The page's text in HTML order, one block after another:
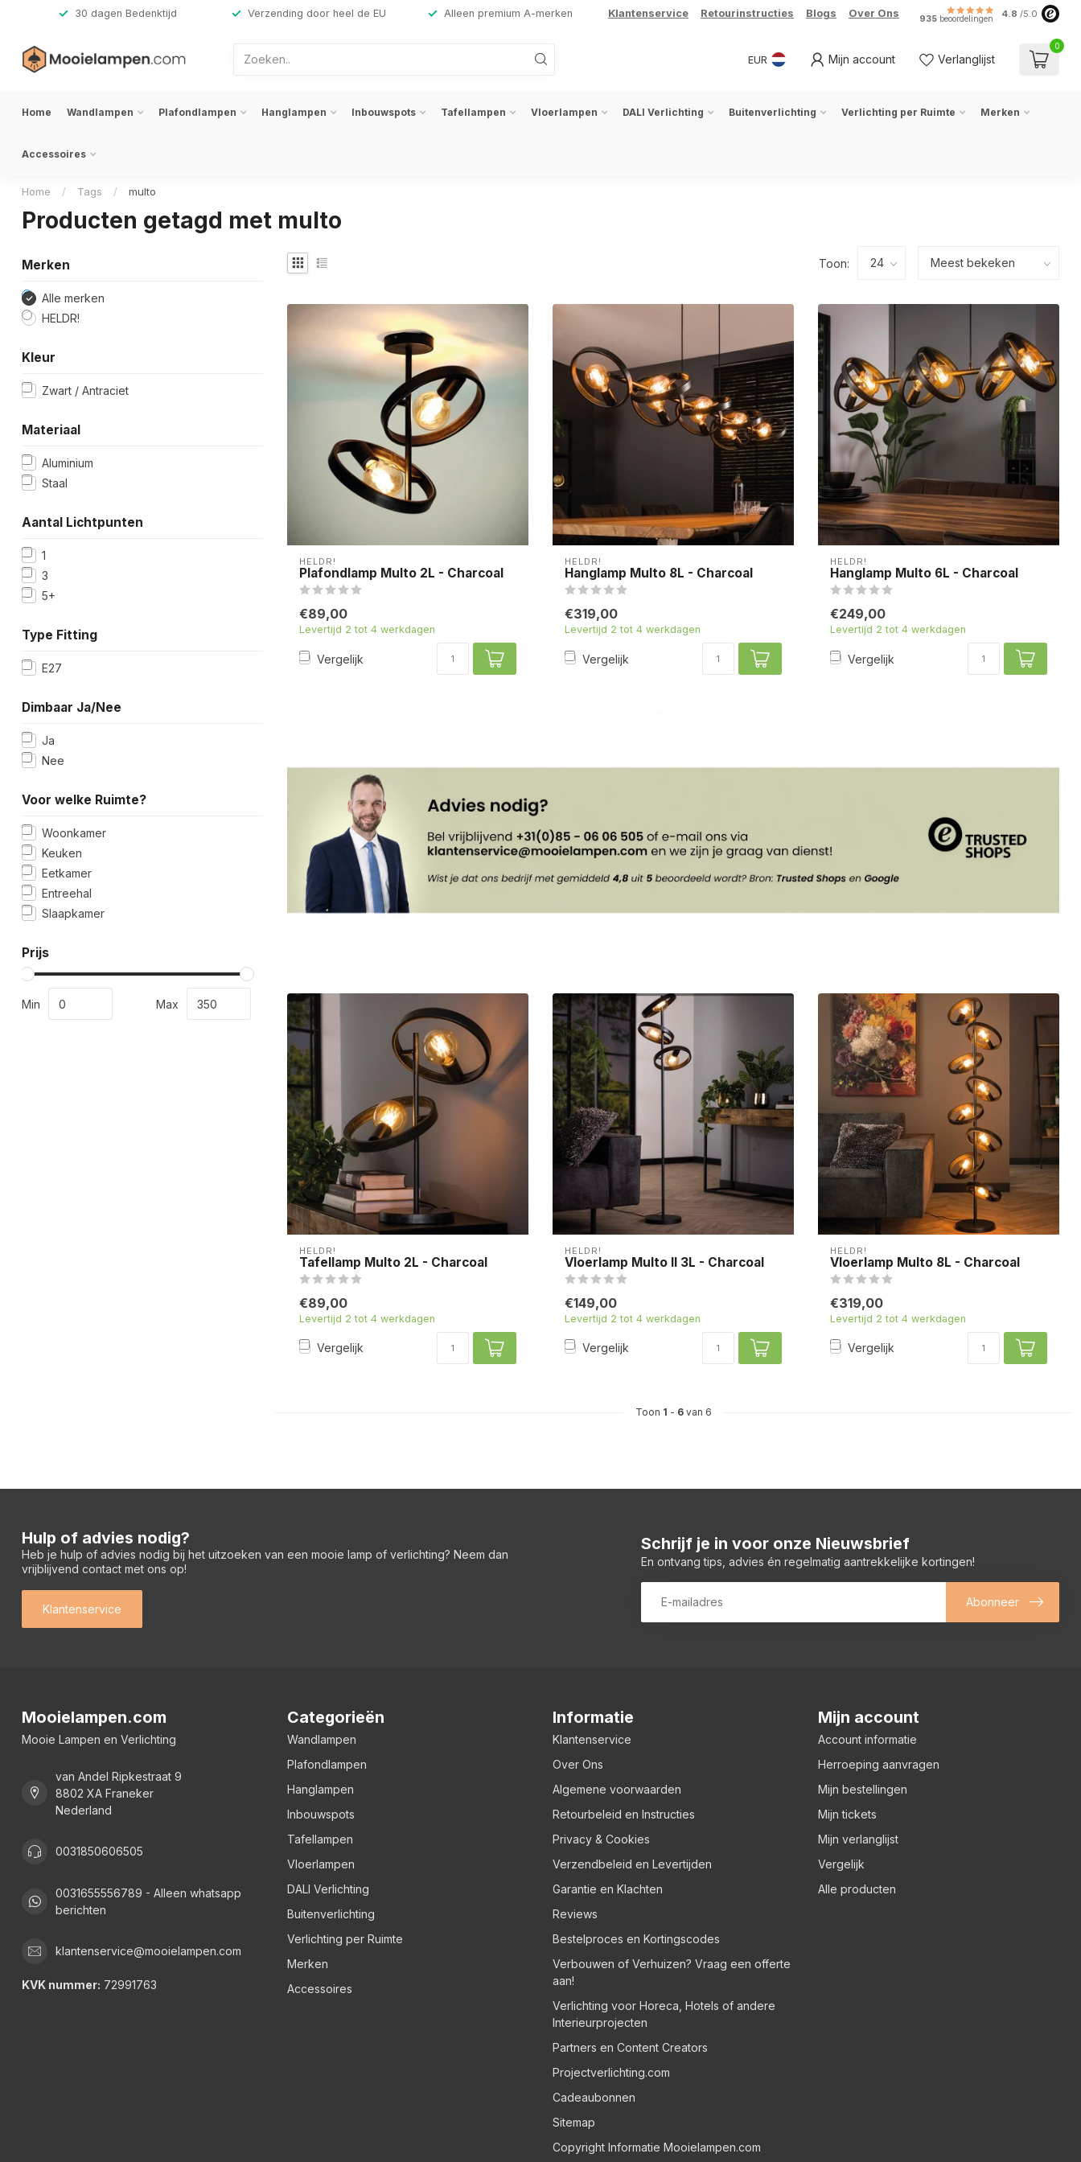
30 dagen Bedenktijd Verzending door heel de EU Alleen premium A-merken Klantenservice Retourinstructies Blogs Over Ons 935 beoordelingen 4.8 /5.0
EUR Mijn account Verlanglijst
0
Home Wandlampen Plafondlampen Hanglampen Inbouwspots Tafellampen Vloerlampen DALI Verlichting Buitenverlichting Verlichting per Ruimte Merken
Accessoires
Home / Tags / multo
Producten getagd met multo
Merken
Alle merken
HELDR!
Kleur
Zwart / Antraciet
Materiaal
Aluminium
Staal
Aantal Lichtpunten
1
3
5+
Type Fitting
E27
Dimbaar Ja/Nee
Ja
Nee
Voor welke Ruimte?
Woonkamer
Keuken
Eetkamer
Entreehal
Slaapkamer
Prijs
Min Max
Toon:
HELDR!
Plafondlamp Multo 2L - Charcoal
€89,00
Levertijd 2 tot 4 werkdagen
Vergelijk
HELDR!
Hanglamp Multo 8L - Charcoal
€319,00
Levertijd 2 tot 4 werkdagen
Vergelijk
HELDR!
Hanglamp Multo 6L - Charcoal
€249,00
Levertijd 2 tot 4 werkdagen
Vergelijk
HELDR!
Tafellamp Multo 2L - Charcoal
€89,00
Levertijd 2 tot 4 werkdagen
Vergelijk
HELDR!
Vloerlamp Multo II 3L - Charcoal
€149,00
Levertijd 2 tot 4 werkdagen
Vergelijk
HELDR!
Vloerlamp Multo 8L - Charcoal
€319,00
Levertijd 2 tot 4 werkdagen
Vergelijk
Toon 1 - 6van 6
Hulp of advies nodig?
Heb je hulp of advies nodig bij het uitzoeken van een mooie lamp of verlichting? Neem dan
vrijblijvend contact met ons op!
Klantenservice
Schrijf je in voor onze Nieuwsbrief
En ontvang tips, advies én regelmatig aantrekkelijke kortingen!
Abonneer
Mooielampen.com
Mooie Lampen en Verlichting
van Andel Ripkestraat 9
8802 XA Franeker
Nederland
0031850606505
0031655556789 - Alleen whatsapp
berichten
klantenservice@mooielampen.com
KVK nummer: 72991763
Categorieën
Wandlampen
Plafondlampen
Hanglampen
Inbouwspots
Tafellampen
Vloerlampen
DALI Verlichting
Buitenverlichting
Verlichting per Ruimte
Merken
Accessoires
Informatie
Klantenservice
Over Ons
Algemene voorwaarden
Retourbeleid en Instructies
Privacy & Cookies
Verzendbeleid en Levertijden
Garantie en Klachten
Reviews
Bestelproces en Kortingscodes
Verbouwen of Verhuizen? Vraag een offerte
aan!
Verlichting voor Horeca, Hotels of andere
Interieurprojecten
Partners en Content Creators
Projectverlichting.com
Cadeaubonnen
Sitemap
Copyright Informatie Mooielampen.com
Mijn account
Account informatie
Herroeping aanvragen
Mijn bestellingen
Mijn tickets
Mijn verlanglijst
Vergelijk
Alle producten